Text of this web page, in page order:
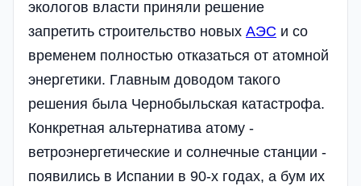
экологов власти приняли решение
запретить строительство новых АЭС и со
временем полностью отказаться от атомной
энергетики. Главным доводом такого
решения была Чернобыльская катастрофа.
Конкретная альтернатива атому -
ветроэнергетические и солнечные станции -
появились в Испании в 90-х годах, а бум их